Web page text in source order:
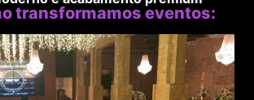
transformamos eventos: